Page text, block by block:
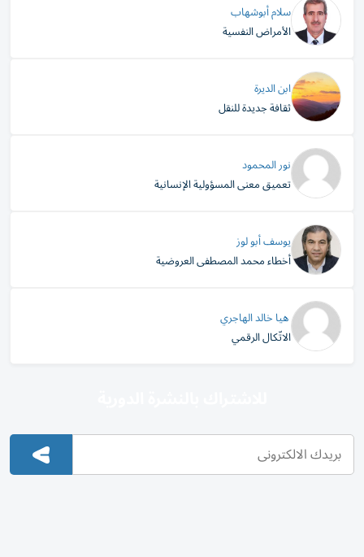
سلام أبوشهاب
الأمراض النفسية
ابن الديرة
ثقافة جديدة للنقل
نور المحمود
تعميق معنى المسؤولية الإنسانية
يوسف أبو لوز
أخطاء محمد المصطفى العروضية
​ هيا خالد الهاجري
الاتّكال الرقمي